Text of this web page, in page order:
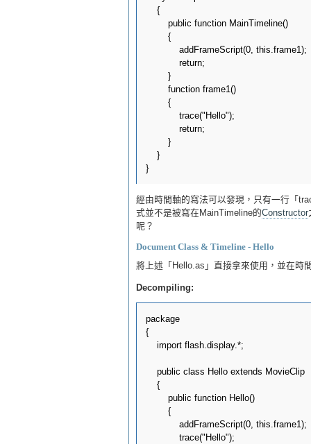
    {
        public function MainTimeline()
        {
            addFrameScript(0, this.frame1);
            return;
        }
        function frame1()
        {
            trace("Hello");
            return;
        }
    }
}
經由時間軸的寫法可以發現，只有一行「
式並不是被寫在MainTimeline的Constructor
呢？
Document Class & Timeline - Hello
將上述「Hello.as」直接拿來使用，並在時
Decompiling:
package
{
    import flash.display.*;
    public class Hello extends MovieClip
    {
        public function Hello()
        {
            addFrameScript(0, this.frame1);
            trace("Hello");